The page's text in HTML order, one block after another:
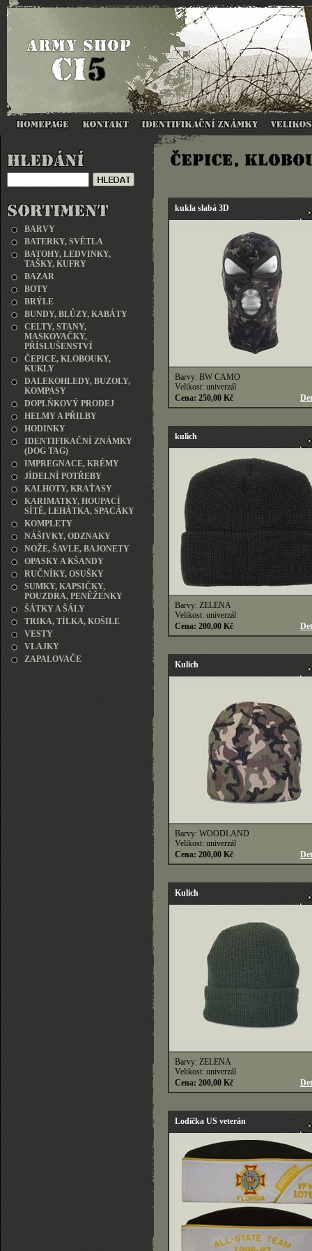
BARVY
BATERKY, SVĚTLA
BATOHY, LEDVINKY,
TAŠKY, KUFRY
BAZAR
BOTY
BRÝLE
BUNDY, BLŮZY, KABÁTY
CELTY, STANY,
MASKOVAČKY,
PŘÍSLUŠENSTVÍ
ČEPICE, KLOBOUKY,
KUKLY
DALEKOHLEDY, BUZOLY,
KOMPASY
DOPLŇKOVÝ PRODEJ
HELMY A PŘILBY
HODINKY
IDENTIFIKAČNÍ ZNÁMKY
(DOG TAG)
IMPREGNACE, KRÉMY
JÍDELNÍ POTŘEBY
KALHOTY, KRAŤASY
KARIMATKY, HOUPACÍ
SÍTĚ, LEHÁTKA, SPACÁKY
KOMPLETY
NÁŠIVKY, ODZNAKY
NOŽE, ŠAVLE, BAJONETY
OPASKY A KŠANDY
RUČNÍKY, OSUŠKY
SUMKY, KAPSIČKY,
POUZDRA, PENĚŽENKY
ŠÁTKY A ŠÁLY
TRIKA, TÍLKA, KOŠILE
VESTY
VLAJKY
ZAPALOVAČE
kukla slabá 3D
Barvy: BW CAMO
Velikost: univerzál
Cena: 250,00 Kč
kulich
Barvy: ZELENÁ
Velikost: univerzál
Cena: 200,00 Kč
Kulich
Barvy: WOODLAND
Velikost: univerzál
Cena: 200,00 Kč
Kulich
Barvy: ZELENÁ
Velikost: univerzál
Cena: 200,00 Kč
Lodička US veterán